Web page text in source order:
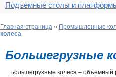
Подъемные столы и
Главная страница » Промышленные
колеса
Большегрузные
Большегрузные колеса – объемный